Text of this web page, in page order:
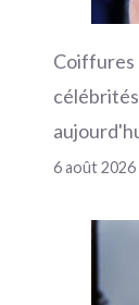
Coiffures
6 août 2026